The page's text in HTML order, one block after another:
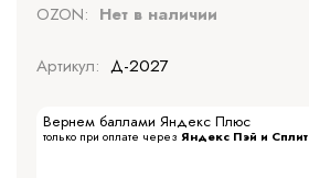
OZON: Нет в наличии
Артикул: Д-2027
Вернем баллами Яндекс Плюс
только при оплате через Яндекс Пэй и Сплит